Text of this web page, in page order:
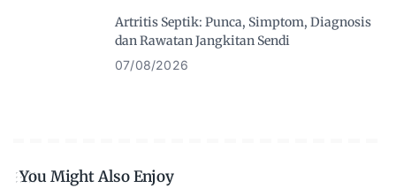
Artritis Septik: Punca, Simptom, Diagnosis
dan Rawatan Jangkitan Sendi
07/08/2026
You Might Also Enjoy